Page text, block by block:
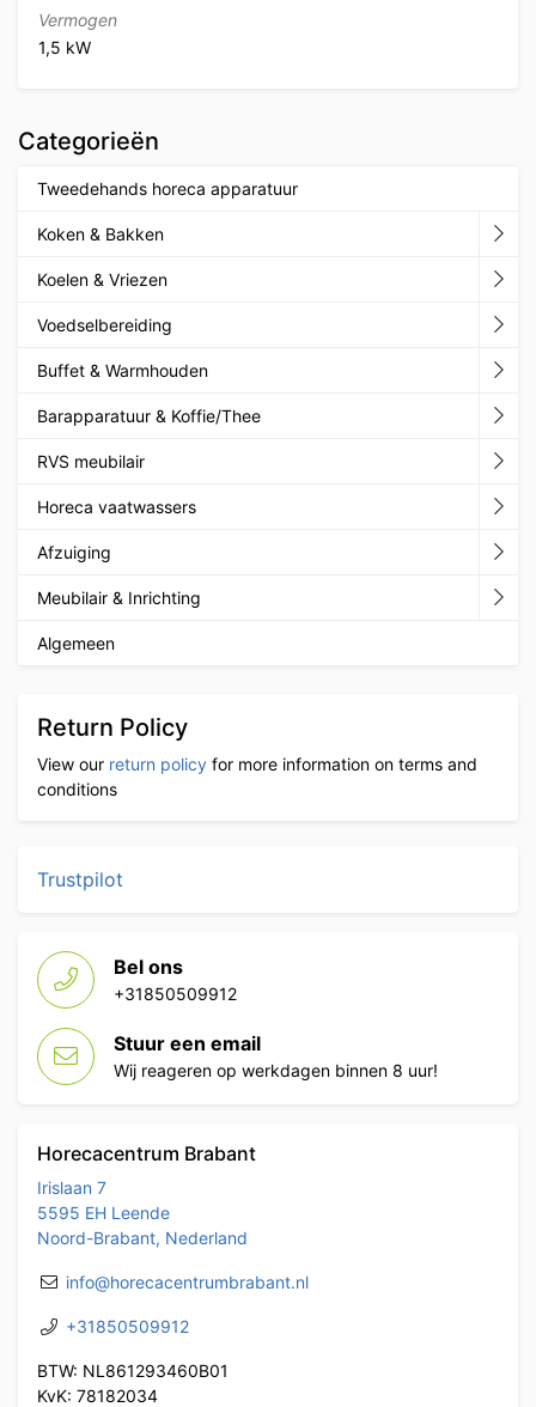
Vermogen
1,5 kW
Categorieën
Tweedehands horeca apparatuur
Koken & Bakken
Koelen & Vriezen
Voedselbereiding
Buffet & Warmhouden
Barapparatuur & Koffie/Thee
RVS meubilair
Horeca vaatwassers
Afzuiging
Meubilair & Inrichting
Algemeen
Return Policy
View our return policy for more information on terms and
conditions
Trustpilot
Bel ons
+31850509912
Stuur een email
Wij reageren op werkdagen binnen 8 uur!
Horecacentrum Brabant
Irislaan 7
5595 EH Leende
Noord-Brabant, Nederland
info@horecacentrumbrabant.nl
+31850509912
BTW: NL861293460B01
KvK: 78182034